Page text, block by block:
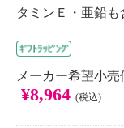
タミンＥ・亜鉛も
メーカー希望小
¥8,964 (税込)